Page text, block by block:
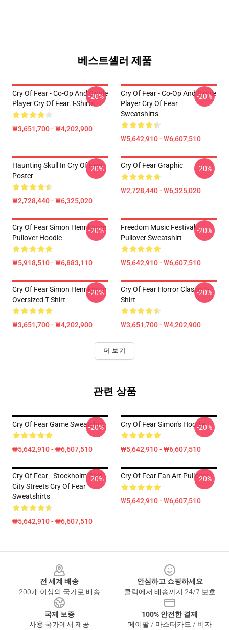
베스트셀러 제품
Cry Of Fear - Co-Op And Single
Player Cry Of Fear T-Shirts
₩3,651,700 - ₩4,202,900
-20%
Cry Of Fear - Co-Op And Single
Player Cry Of Fear
Sweatshirts
₩5,642,910 - ₩6,607,510
-20%
Haunting Skull In Cry Of Fear
Poster
₩2,728,440 - ₩6,325,020
-20% Cry Of Fear Graphic
₩2,728,440 - ₩6,325,020
-20%
Cry Of Fear Simon Henriksson
Pullover Hoodie
₩5,918,510 - ₩6,883,110
-20%
Freedom Music Festival
Pullover Sweatshirt
₩5,642,910 - ₩6,607,510
-20%
Cry Of Fear Simon Henriksson
Oversized T Shirt
₩3,651,700 - ₩4,202,900
-20%
Cry Of Fear Horror Classic T-
Shirt
₩3,651,700 - ₩4,202,900
-20%
더 보기
관련 상품
Cry Of Fear Game Sweatshirt
₩5,642,910 - ₩6,607,510
-20% Cry Of Fear Simon's Hoodie
₩5,642,910 - ₩6,607,510
-20%
Cry Of Fear - Stockholm Cold
City Streets Cry Of Fear
Sweatshirts
₩5,642,910 - ₩6,607,510
-20% Cry Of Fear Fan Art Pullover
₩5,642,910 - ₩6,607,510
-20%
전 세계 배송
200개 이상의 국가로 배송
안심하고 쇼핑하세요
클릭에서 배송까지 24/7 보호
국제 보증
사용 국가에서 제공
100% 안전한 결제
페이팔 / 마스터카드 / 비자